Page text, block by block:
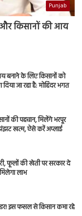
Punjab
और किसानों की आय
बनाने के लिए किसानों को
जा रहा है: मोहिंदर भगत
की पहचान, मिलेंगे भरपूर
झंझट खत्म, ऐसे करें अप्लाई
फूलों की खेती पर सरकार दे
लाभ
इस फसल से किसान कमा रहे